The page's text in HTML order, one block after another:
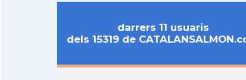
darrers 11 usuaris
dels 15319 de